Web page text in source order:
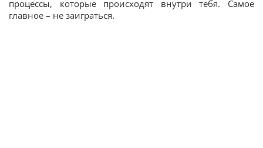
процессы, которые происходят внутри тебя. Самое
главное – не заиграться.